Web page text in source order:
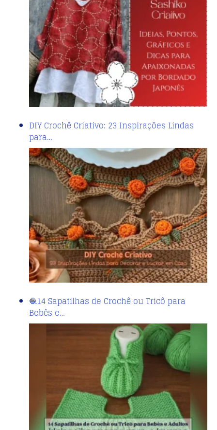
DIY Crochê Criativo: 23 Inspirações Lindas
para…
🧶14 Sapatilhas de Crochê ou Tricô para
Bebês e…